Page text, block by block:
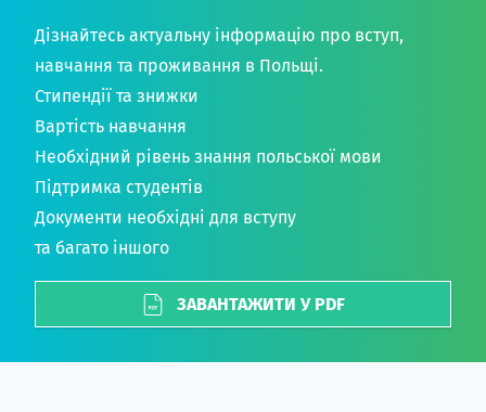
Дізнайтесь актуальну інформацію про вступ,
навчання та проживання в Польщі.
Стипендії та знижки
Вартість навчання
Необхідний рівень знання польської мови
Підтримка студентів
Документи необхідні для вступу
та багато іншого
ЗАВАНТАЖИТИ У PDF